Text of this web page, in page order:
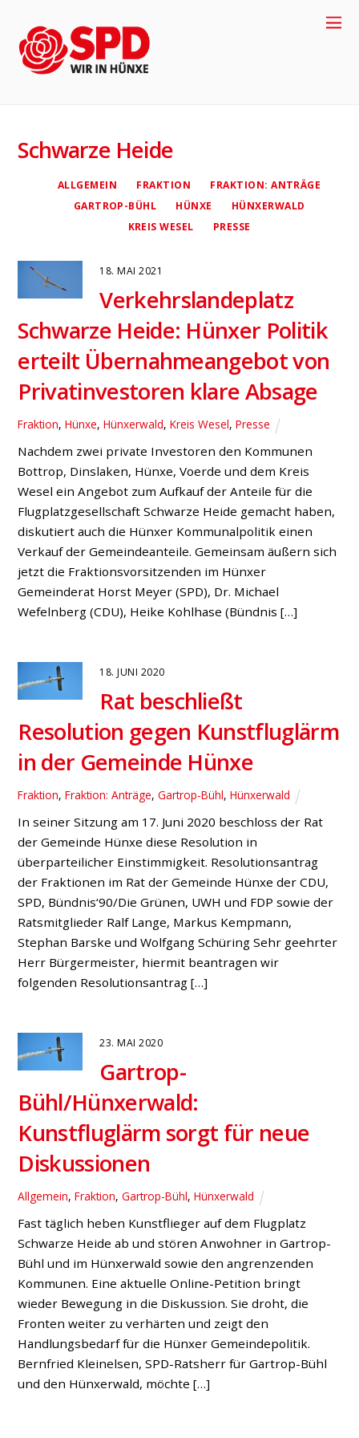
Schwarze Heide
ALLGEMEIN FRAKTION
FRAKTION: ANTRÄGE
GARTROP-BÜHL
HÜNXE
HÜNXERWALD
KREIS WESEL
PRESSE
18. MAI 2021
Verkehrslandeplatz
Schwarze Heide: Hünxer Politik
erteilt Übernahmeangebot von
Privatinvestoren klare Absage
Fraktion,Hünxe,Hünxerwald,Kreis Wesel,Presse
Nachdem zwei private Investoren den Kommunen
Bottrop, Dinslaken, Hünxe, Voerde und dem Kreis
Wesel ein Angebot zum Aufkauf der Anteile für die
Flugplatzgesellschaft Schwarze Heide gemacht haben,
diskutiert auch die Hünxer Kommunalpolitik einen
Verkauf der Gemeindeanteile. Gemeinsam äußern sich
jetzt die Fraktionsvorsitzenden im Hünxer
Gemeinderat Horst Meyer (SPD), Dr. Michael
Wefelnberg (CDU), Heike Kohlhase (Bündnis […]
18. JUNI 2020
Rat beschließt
Resolution gegen Kunstfluglärm
in der Gemeinde Hünxe
Fraktion,Fraktion: Anträge,Gartrop-Bühl,Hünxerwald
In seiner Sitzung am 17. Juni 2020 beschloss der Rat
der Gemeinde Hünxe diese Resolution in
überparteilicher Einstimmigkeit. Resolutionsantrag
der Fraktionen im Rat der Gemeinde Hünxe der CDU,
SPD, Bündnis‘90/Die Grünen, UWH und FDP sowie der
Ratsmitglieder Ralf Lange, Markus Kempmann,
Stephan Barske und Wolfgang Schüring Sehr geehrter
Herr Bürgermeister, hiermit beantragen wir
folgenden Resolutionsantrag […]
23. MAI 2020
Gartrop-
Bühl/Hünxerwald:
Kunstfluglärm sorgt für neue
Diskussionen
Allgemein,Fraktion,Gartrop-Bühl,Hünxerwald
Fast täglich heben Kunstflieger auf dem Flugplatz
Schwarze Heide ab und stören Anwohner in Gartrop-
Bühl und im Hünxerwald sowie den angrenzenden
Kommunen. Eine aktuelle Online-Petition bringt
wieder Bewegung in die Diskussion. Sie droht, die
Fronten weiter zu verhärten und zeigt den
Handlungsbedarf für die Hünxer Gemeindepolitik.
Bernfried Kleinelsen, SPD-Ratsherr für Gartrop-Bühl
und den Hünxerwald, möchte […]